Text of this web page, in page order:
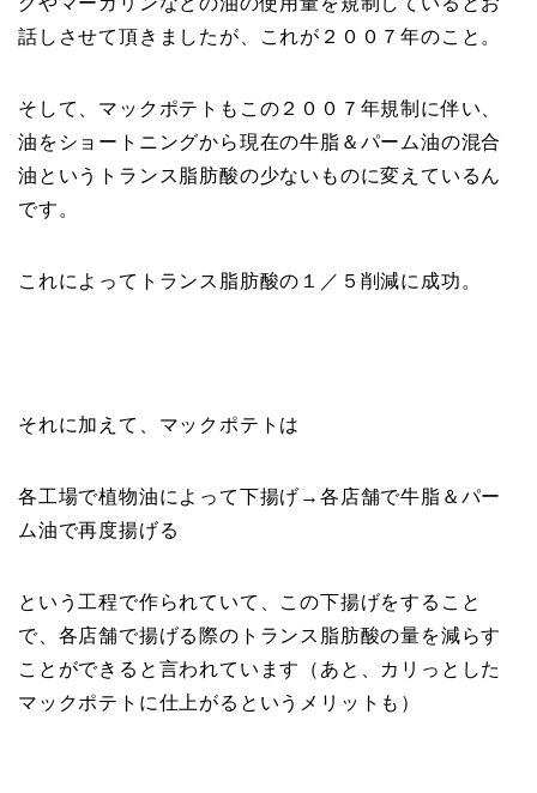
話しさせて頂きましたが、これが２００７年のこと。
そして、マックポテトもこの２００７年規制に伴い、
油をショートニングから現在の牛脂＆パーム油の混合
油というトランス脂肪酸の少ないものに変えているん
です。
これによってトランス脂肪酸の１／５削減に成功。
それに加えて、マックポテトは
各工場で植物油によって下揚げ→各店舗で牛脂＆パー
ム油で再度揚げる
という工程で作られていて、この下揚げをすること
で、各店舗で揚げる際のトランス脂肪酸の量を減らす
ことができると言われています（あと、カリっとした
マックポテトに仕上がるというメリットも）